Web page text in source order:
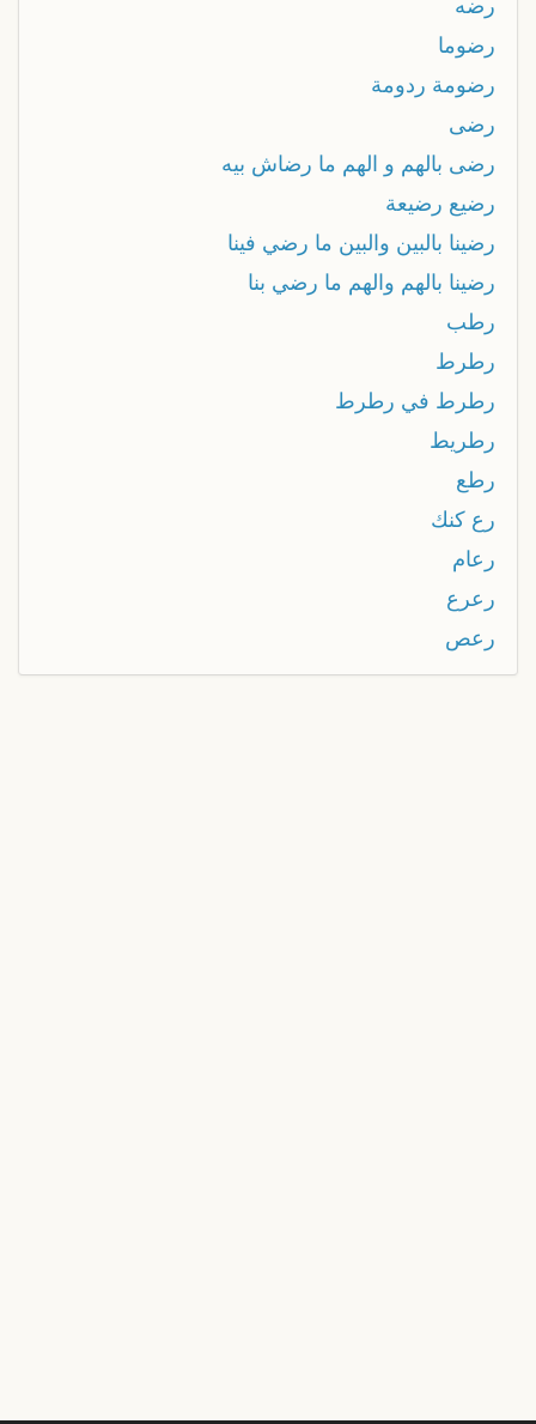
رضه
رضوما
رضومة ردومة
رضى
رضى بالهم و الهم ما رضاش بيه
رضيع رضيعة
رضينا بالبين والبين ما رضي فينا
رضينا بالهم والهم ما رضي بنا
رطب
رطرط
رطرط في رطرط
رطريط
رطع
رع كنك
رعام
رعرع
رعص